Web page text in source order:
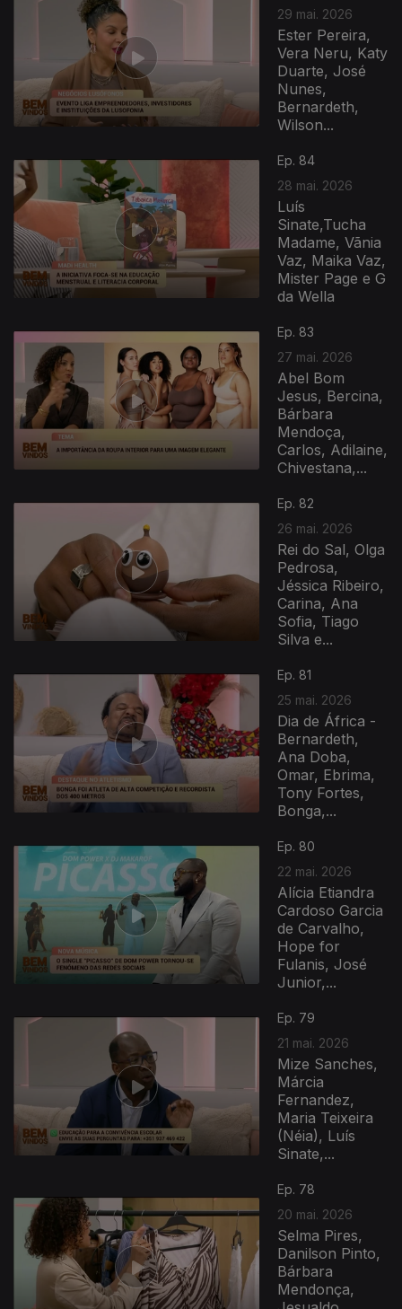
29 mai. 2026
Ester Pereira,
Vera Neru, Katy
Duarte, José
Nunes,
Bernardeth,
Wilson...
Ep. 84
28 mai. 2026
Luís
Sinate,Tucha
Madame, Vãnia
Vaz, Maika Vaz,
Mister Page e G
da Wella
Ep. 83
27 mai. 2026
Abel Bom
Jesus, Bercina,
Bárbara
Mendoça,
Carlos, Adilaine,
Chivestana,...
Ep. 82
26 mai. 2026
Rei do Sal, Olga
Pedrosa,
Jéssica Ribeiro,
Carina, Ana
Sofia, Tiago
Silva e...
931803
Ep. 81
25 mai. 2026
Dia de África -
Bernardeth,
Ana Doba,
Omar, Ebrima,
Tony Fortes,
Bonga,...
Ep. 80
22 mai. 2026
Alícia Etiandra
Cardoso Garcia
de Carvalho,
Hope for
Fulanis, José
Junior,...
Ep. 79
21 mai. 2026
Mize Sanches,
Márcia
Fernandez,
Maria Teixeira
(Néia), Luís
Sinate,...
Ep. 78
20 mai. 2026
Selma Pires,
Danilson Pinto,
Bárbara
Mendonça,